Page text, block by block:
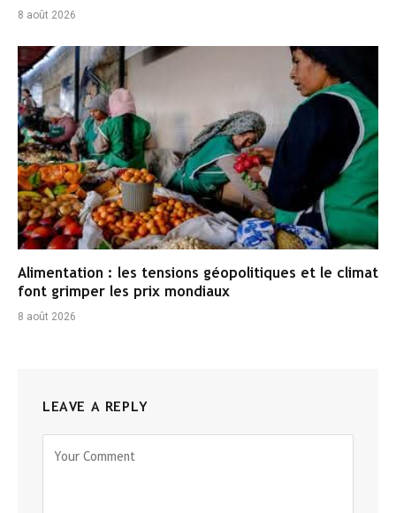
8 août 2026
Alimentation : les tensions géopolitiques et le climat
font grimper les prix mondiaux
8 août 2026
LEAVE A REPLY